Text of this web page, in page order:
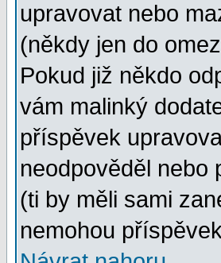
upravovat nebo
(někdy jen do
Pokud již někdo
vám malinký
příspěvek
neodpověděl nebo
(ti by měli sami
nemohou